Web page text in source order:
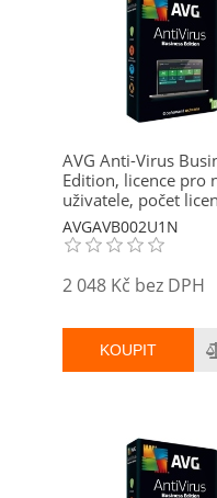
AVG Anti-Virus
Edition, licence pro
uživatele, počet
platnost 1 rok
AVGAVB002U1N
2 048 Kč bez DPH
KOUPIT